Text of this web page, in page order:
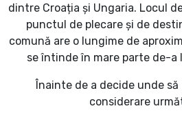
dintre Croația și Ungaria. Locul
punctul de plecare și de
comună are o lungime de
se întinde în mare parte de-a
Înainte de a decide unde
considerare